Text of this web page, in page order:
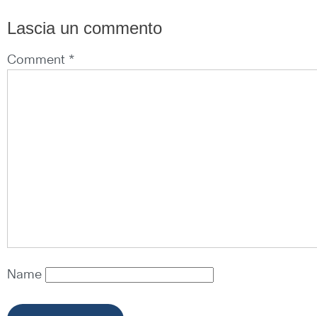
Lascia un commento
Comment *
Name